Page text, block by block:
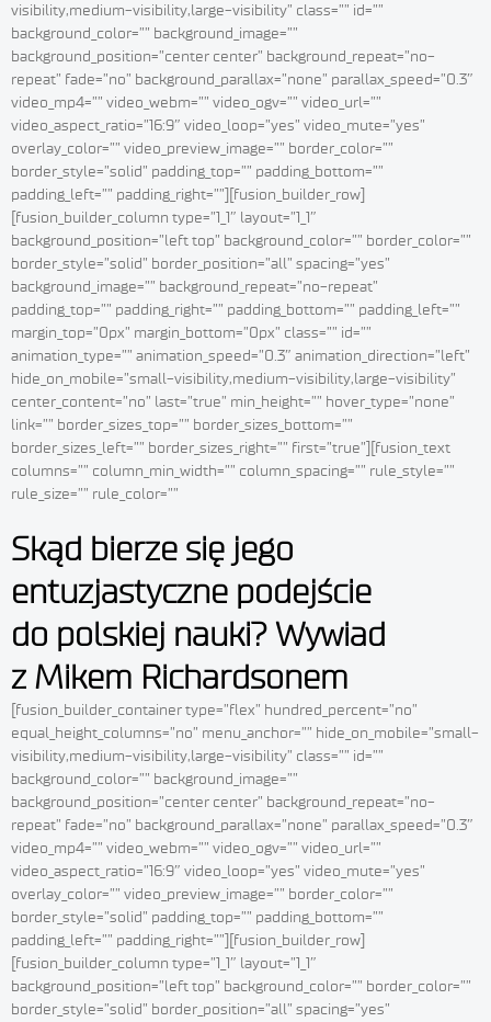
visibility,medium-visibility,large-visibility” class=”” id=””
background_color=”” background_image=””
background_position=”center center” background_repeat=”no-
repeat” fade=”no” background_parallax=”none” parallax_speed=”0.3″
video_mp4=”” video_webm=”” video_ogv=”” video_url=””
video_aspect_ratio=”16:9″ video_loop=”yes” video_mute=”yes”
overlay_color=”” video_preview_image=”” border_color=””
border_style=”solid” padding_top=”” padding_bottom=””
padding_left=”” padding_right=””][fusion_builder_row]
[fusion_builder_column type=”1_1″ layout=”1_1″
background_position=”left top” background_color=”” border_color=””
border_style=”solid” border_position=”all” spacing=”yes”
background_image=”” background_repeat=”no-repeat”
padding_top=”” padding_right=”” padding_bottom=”” padding_left=””
margin_top=”0px” margin_bottom=”0px” class=”” id=””
animation_type=”” animation_speed=”0.3″ animation_direction=”left”
hide_on_mobile=”small-visibility,medium-visibility,large-visibility”
center_content=”no” last=”true” min_height=”” hover_type=”none”
link=”” border_sizes_top=”” border_sizes_bottom=””
border_sizes_left=”” border_sizes_right=”” first=”true”][fusion_text
columns=”” column_min_width=”” column_spacing=”” rule_style=””
rule_size=”” rule_color=””
Skąd bierze się jego
entuzjastyczne podejście
do polskiej nauki? Wywiad
z Mikem Richardsonem
[fusion_builder_container type=”flex” hundred_percent=”no”
equal_height_columns=”no” menu_anchor=”” hide_on_mobile=”small-
visibility,medium-visibility,large-visibility” class=”” id=””
background_color=”” background_image=””
background_position=”center center” background_repeat=”no-
repeat” fade=”no” background_parallax=”none” parallax_speed=”0.3″
video_mp4=”” video_webm=”” video_ogv=”” video_url=””
video_aspect_ratio=”16:9″ video_loop=”yes” video_mute=”yes”
overlay_color=”” video_preview_image=”” border_color=””
border_style=”solid” padding_top=”” padding_bottom=””
padding_left=”” padding_right=””][fusion_builder_row]
[fusion_builder_column type=”1_1″ layout=”1_1″
background_position=”left top” background_color=”” border_color=””
border_style=”solid” border_position=”all” spacing=”yes”